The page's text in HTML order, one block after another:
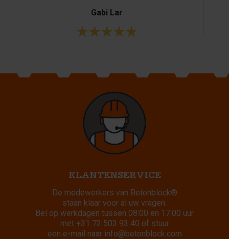
Gabi Lar
KLANTENSERVICE
De medewerkers van Betonblock®
staan klaar voor al uw vragen.
Bel op werkdagen tussen 08:00 en 17:00 uur
met +31 72 503 93 40 of stuur
een e-mail naar info@betonblock.com